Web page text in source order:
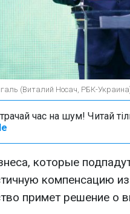
(Виталий Носач, РБК-
час на шум! Читай
которые
компенсацию
примет решение о